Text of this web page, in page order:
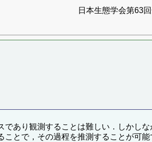
日本生態学会第63
あり観測することは難しい．しかし
とで，その過程を推測することが可